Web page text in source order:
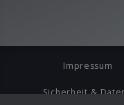
Impressum
Sicherheit &